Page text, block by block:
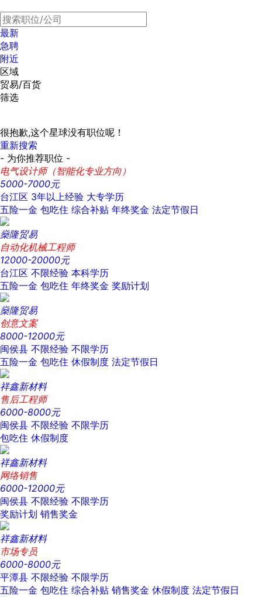
最新
急聘
附近
区域
贸易/百货
筛选
很抱歉,这个星球没有职位呢！
重新搜索
- 为你推荐职位 -
电气设计师（智能化专业方向）
5000-7000元
台江区 3年以上经验 大专学历
五险一金 包吃住 综合补贴 年终奖金 法定节假日
燊隆贸易
自动化机械工程师
12000-20000元
台江区 不限经验 本科学历
五险一金 包吃住 年终奖金 奖励计划
燊隆贸易
创意文案
8000-12000元
闽侯县 不限经验 不限学历
五险一金 包吃住 休假制度 法定节假日
祥鑫新材料
售后工程师
6000-8000元
闽侯县 不限经验 不限学历
包吃住 休假制度
祥鑫新材料
网络销售
6000-12000元
闽侯县 不限经验 不限学历
奖励计划 销售奖金
祥鑫新材料
市场专员
6000-8000元
平潭县 不限经验 不限学历
五险一金 包吃住 综合补贴 销售奖金 休假制度 法定节假日